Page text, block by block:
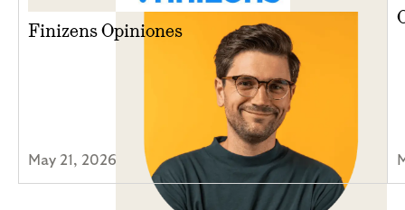
Finizens Opiniones
May 21, 2026